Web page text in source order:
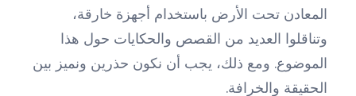
المعادن تحت الأرض باستخدام أجهزة خارقة،
وتناقلوا العديد من القصص والحكايات حول هذا
الموضوع. ومع ذلك، يجب أن نكون حذرين ونميز بين
الحقيقة والخرافة.